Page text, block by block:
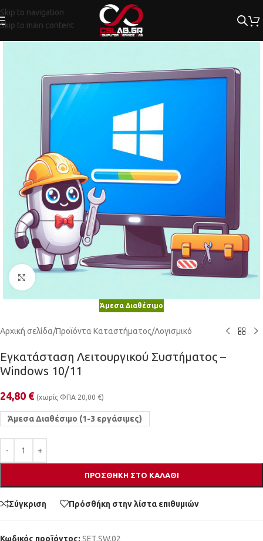
Skip to navigation
Skip to main content
Κλικ για μεγέθυνση
Άμεσα Διαθέσιμο
Αρχική σελίδα/Προϊόντα Καταστήματος/Λογισμικό
Εγκατάσταση Λειτουργικού Συστήματος –
Windows 10/11
24,80 € (χωρίς ΦΠΑ 20,00 €)
Άμεσα Διαθέσιμο (1-3 εργάσιμες)
ΠΡΟΣΘΉΚΗ ΣΤΟ ΚΑΛΆΘΙ
Σύγκριση Πρόσθήκη στην λίστα επιθυμιών
Κωδικός προϊόντος: SET.SW.02